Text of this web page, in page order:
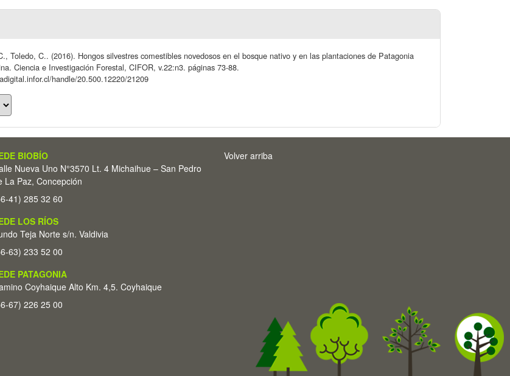
Toledo, C.. (2016). Hongos silvestres comestibles novedosos en el bosque nativo y en las plantaciones de Patagonia
Ciencia e Investigación Forestal, CIFOR, v.22:n3. páginas 73-88.
handle/20.500.12220/21209
BIOBÍO
Nueva Uno N°3570 Lt. 4 Michaihue – San Pedro
La Paz, Concepción
41) 285 32 60
LOS RÍOS
Teja Norte s/n. Valdivia
63) 233 52 00
PATAGONIA
Coyhaique Alto Km. 4,5. Coyhaique
67) 226 25 00
Volver arriba